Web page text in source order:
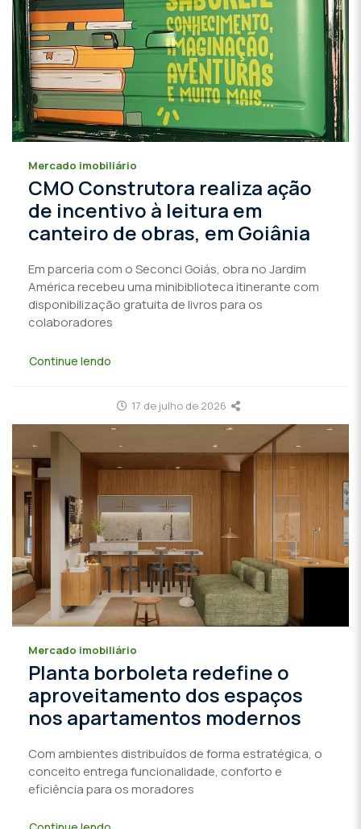
Mercado imobiliário
CMO Construtora realiza ação
de incentivo à leitura em
canteiro de obras, em Goiânia
Em parceria com o Seconci Goiás, obra no Jardim
América recebeu uma minibiblioteca itinerante com
disponibilização gratuita de livros para os
colaboradores
Continue lendo
17 de julho de 2026
Mercado imobiliário
Planta borboleta redefine o
aproveitamento dos espaços
nos apartamentos modernos
Com ambientes distribuídos de forma estratégica, o
conceito entrega funcionalidade, conforto e
eficiência para os moradores